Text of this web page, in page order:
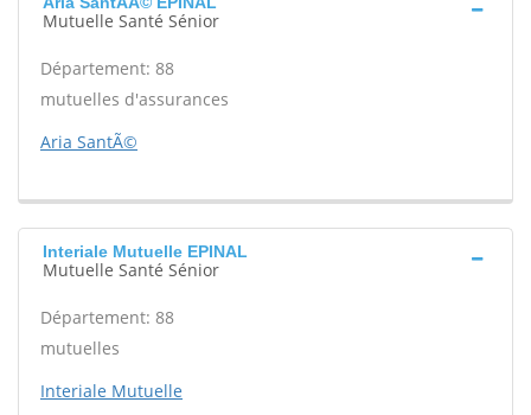
Mutuelle Santé Sénior
Département: 88
mutuelles d'assurances
Aria SantÃ©
Interiale Mutuelle EPINAL
Mutuelle Santé Sénior
Département: 88
mutuelles
Interiale Mutuelle